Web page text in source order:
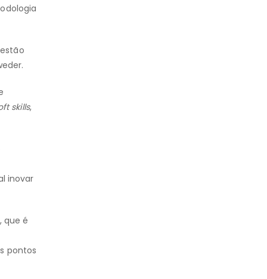
skills,
inovar
que é
pontos